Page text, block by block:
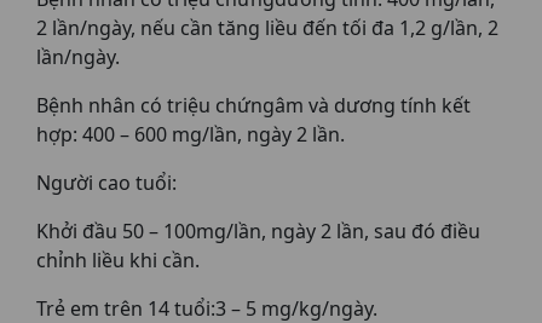
2 lần/ngày, nếu cần tăng liều đến tối đa 1,2 g/lần, 2
lần/ngày.
Bệnh nhân có triệu chứngâm và dương tính kết
hợp: 400 – 600 mg/lần, ngày 2 lần.
Người cao tuổi:
Khởi đầu 50 – 100mg/lần, ngày 2 lần, sau đó điều
chỉnh liều khi cần.
Trẻ em trên 14 tuổi:3 – 5 mg/kg/ngày.